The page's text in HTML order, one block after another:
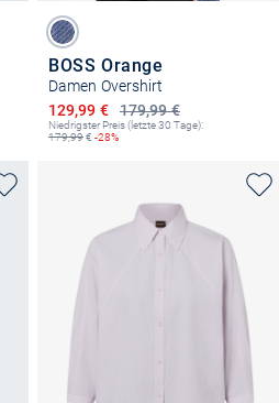
BOSS Orange
Damen Overshirt
179,99 €
Ermäßigter Preis
129,99 €
Niedrigster Preis (letzte 30 Tage):
179,99€ -28%